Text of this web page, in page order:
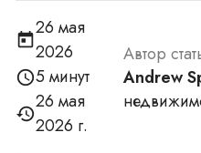
Автор
Andrew
26 мая
2026
5 минут
26 мая
2026 г.